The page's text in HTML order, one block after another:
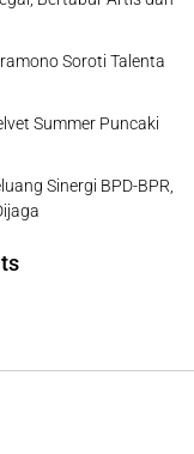
Soroti Talenta
Summer Puncaki
Sinergi BPD-BPR,